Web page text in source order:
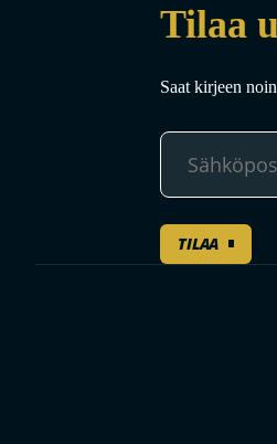
Tilaa
Saat kirjeen
TILAA